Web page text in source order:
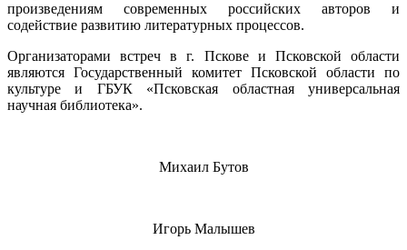
произведениям современных российских авторов и
содействие развитию литературных процессов.
Организаторами встреч в г. Пскове и Псковской области
являются Государственный комитет Псковской области по
культуре и ГБУК «Псковская областная универсальная
научная библиотека».
Михаил Бутов
Игорь Малышев